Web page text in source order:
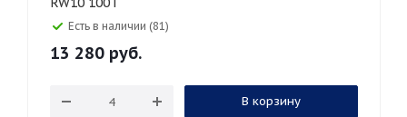
Есть в наличии (81)
13 280 руб.
В корзину